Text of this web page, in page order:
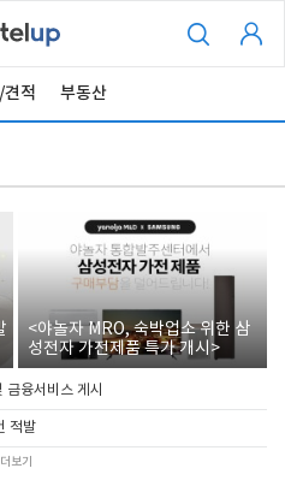
적 부동산
<야놀자 MRO, 숙박업소 위한 삼
성전자 가전제품 특가 개시>
융서비스 게시
적발
더보기